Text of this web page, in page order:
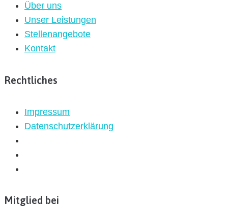
Über uns
Unser Leistungen
Stellenangebote
Kontakt
Rechtliches
Impressum
Datenschutzerklärung
Mitglied bei